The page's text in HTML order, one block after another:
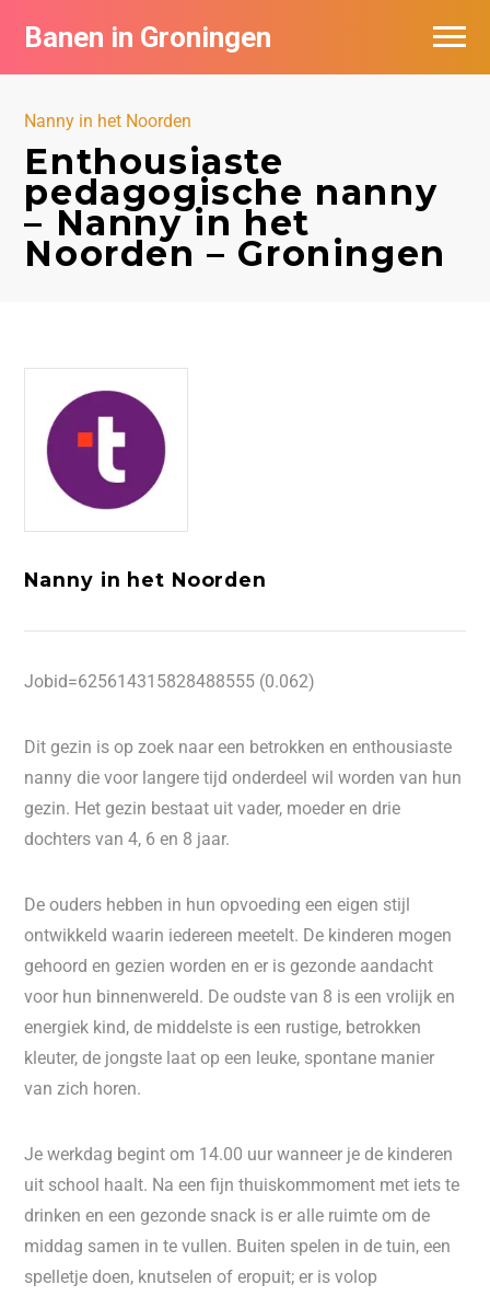
Banen in Groningen
Nanny in het Noorden
Enthousiaste
pedagogische nanny
– Nanny in het
Noorden – Groningen
Nanny in het Noorden
Jobid=625614315828488555 (0.062)
Dit gezin is op zoek naar een betrokken en enthousiaste
nanny die voor langere tijd onderdeel wil worden van hun
gezin. Het gezin bestaat uit vader, moeder en drie
dochters van 4, 6 en 8 jaar.
De ouders hebben in hun opvoeding een eigen stijl
ontwikkeld waarin iedereen meetelt. De kinderen mogen
gehoord en gezien worden en er is gezonde aandacht
voor hun binnenwereld. De oudste van 8 is een vrolijk en
energiek kind, de middelste is een rustige, betrokken
kleuter, de jongste laat op een leuke, spontane manier
van zich horen.
Je werkdag begint om 14.00 uur wanneer je de kinderen
uit school haalt. Na een fijn thuiskommoment met iets te
drinken en een gezonde snack is er alle ruimte om de
middag samen in te vullen. Buiten spelen in de tuin, een
spelletje doen, knutselen of eropuit; er is volop
Vacatures per bedrijf
De populairste vacatures in Groningen
Nieuwsbrief feed